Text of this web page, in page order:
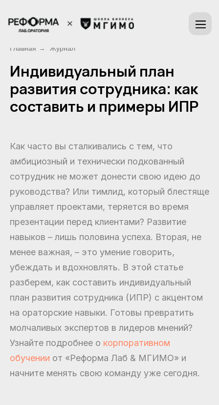
Главная → Журнал
Индивидуальный план
развития сотрудника: как
составить и примеры ИПР
Как часто вы сталкивались с тем, что
амбициозный и технически подкованный
сотрудник не может донести свою идею до
руководства? Или тимлид, который блестяще
управляет проектами, теряется во время
презентации перед клиентами? Развитие
навыков – лишь половина успеха. Вторая, не
менее важная, – это умение говорить,
убеждать и вдохновлять. В этой статье
разберем, как составить индивидуальный
план развития сотрудника (ИПР) с акцентом
на ораторские навыки. Готовы превратить
молчаливых экспертов в лидеров мнений?
Узнайте подробнее о корпоративном
обучении от «Реформа Лаб & МГИМО» и
начните менять свою команду уже сегодня.